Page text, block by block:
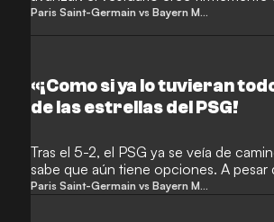
Los muniqueses no esperan un
Paris Saint-Germain vs Bayern Múnich
«¡Como si ya lo tuvieran
de las estrellas del PSG!
Tras el 5-2, el PSG ya se veía de
sabe que aún tiene opciones. A
histórico confía en su capacidad de
Paris Saint-Germain vs Bayern Múnich